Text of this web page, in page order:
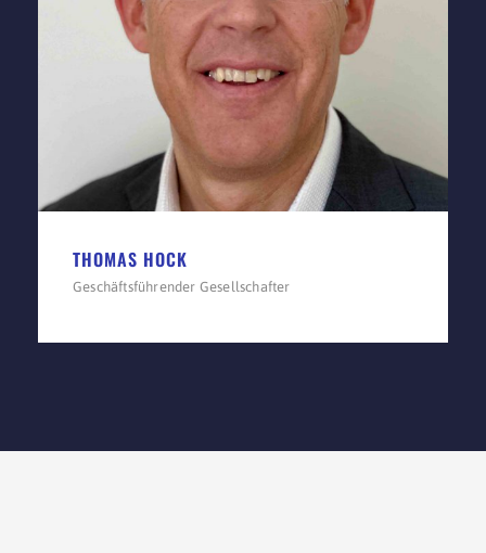
THOMAS HOCK
Geschäftsführender Gesellschafter